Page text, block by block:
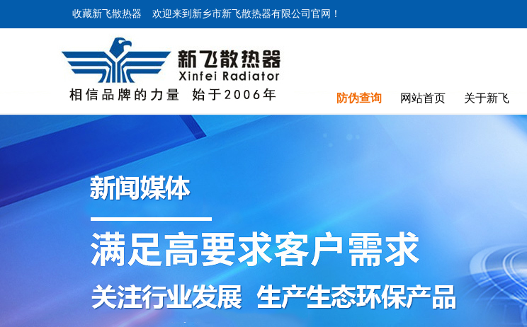
收藏新飞散热器 欢迎来到新乡市新飞散热器有限公司官网！
防伪查询 网站首页 关于新飞